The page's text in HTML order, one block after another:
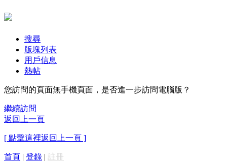
搜尋
版塊列表
用戶信息
熱帖
您訪問的頁面無手機頁面，是否進一步訪問電腦版？
繼續訪問
返回上一頁
[ 點擊這裡返回上一頁 ]
首頁 | 登錄 | 註冊